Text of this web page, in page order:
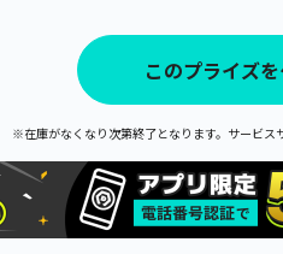
このプライズ
※在庫がなくなり次第終了となります。サービス